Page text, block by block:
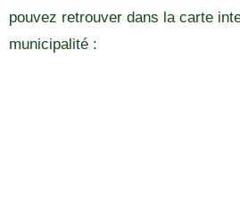
pouvez retrouver dans la carte
municipalité :